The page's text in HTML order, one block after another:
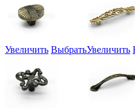
Увеличить ВыбратьУвеличить